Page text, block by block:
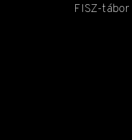
FISZ-tábor